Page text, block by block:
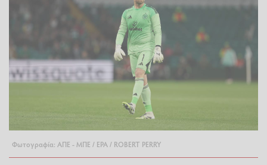
Φωτογραφία: ΑΠΕ - ΜΠΕ / EPA / ROBERT PERRY